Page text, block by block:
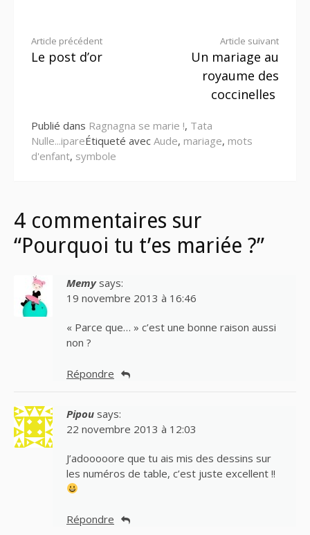
Lire
Article précédent
Le post d’or
Article suivant
Un mariage au
royaume des
coccinelles
Publié dans Ragnagna se marie !, Tata
Nulle...ipareÉtiqueté avec Aude, mariage, mots
d'enfant, symbole
4 commentaires sur
“Pourquoi tu t’es mariée ?”
Memy says:
19 novembre 2013 à 16:46
« Parce que… » c’est une bonne raison aussi
non ?
Répondre
Pipou says:
22 novembre 2013 à 12:03
J’adooooore que tu ais mis des dessins sur
les numéros de table, c’est juste excellent !!
Répondre